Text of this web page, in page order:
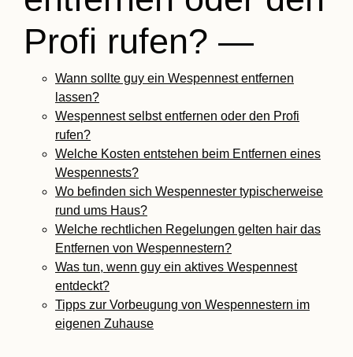
Profi rufen? —
Wann sollte guy ein Wespennest entfernen
lassen?
Wespennest selbst entfernen oder den Profi
rufen?
Welche Kosten entstehen beim Entfernen eines
Wespennests?
Wo befinden sich Wespennester typischerweise
rund ums Haus?
Welche rechtlichen Regelungen gelten hair das
Entfernen von Wespennestern?
Was tun, wenn guy ein aktives Wespennest
entdeckt?
Tipps zur Vorbeugung von Wespennestern im
eigenen Zuhause